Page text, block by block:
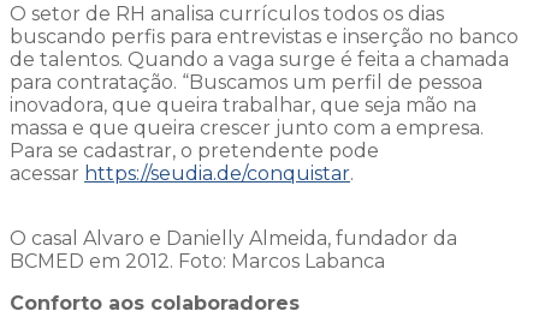
O setor de RH analisa currículos todos os dias
buscando perfis para entrevistas e inserção no banco
de talentos. Quando a vaga surge é feita a chamada
para contratação. “Buscamos um perfil de pessoa
inovadora, que queira trabalhar, que seja mão na
massa e que queira crescer junto com a empresa.
Para se cadastrar, o pretendente pode
acessar https://seudia.de/conquistar.
O casal Alvaro e Danielly Almeida, fundador da
BCMED em 2012. Foto: Marcos Labanca
Conforto aos colaboradores